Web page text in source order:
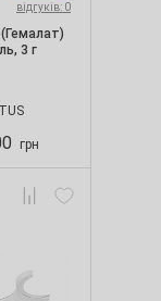
відгуків: 0
3 г
грн